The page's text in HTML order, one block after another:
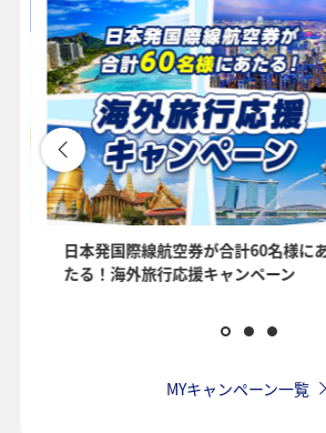
プロモーションコードに
・表示金額は選択いただいた条件でのもっとも
す。
・表示金額と空席状況は最新ではない場合があ
ンより最新の空席照会結果をご確認ください。
・「＊」は現在金額が確認できない都市・日付
結果画面にて最新の情報をご確認ください。
・表示金額には、運賃、燃油特別付加運賃、航
他の各種税金、料金などが含まれます。発券時
動する可能性があります。
日本発国際線航空券が合計60名様に
たる！海外旅行応援キャンペーン
MYキャンペーン一覧